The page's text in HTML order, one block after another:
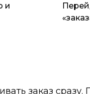
и
заказ